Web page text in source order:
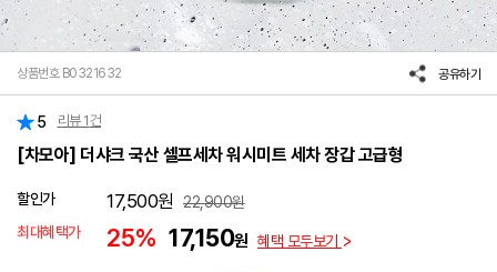
상품번호 B0321632 공유하기
5 리뷰 1건
[차모아] 더샤크 국산 셀프세차 워시미트 세차 장갑 고급형
할인가 17,500원 22,900원
최대혜택가
25% 17,150원 혜택 모두보기